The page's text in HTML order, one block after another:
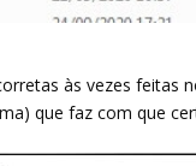
às vezes feitas
que faz com que